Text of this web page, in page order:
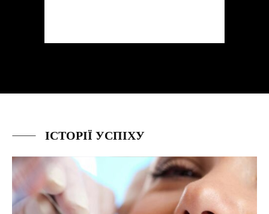
ІСТОРІЇ УСПІХУ